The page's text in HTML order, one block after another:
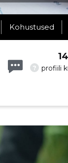
Kohustused
? profiili